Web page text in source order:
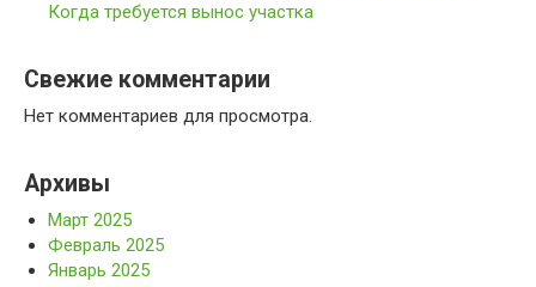
Когда требуется вынос участка
Свежие комментарии
Нет комментариев для просмотра.
Архивы
Март 2025
Февраль 2025
Январь 2025